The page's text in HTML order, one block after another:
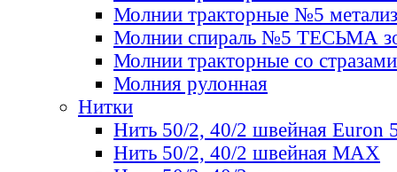
Молнии тракторные №5
Молнии спираль №5 ТЕСЬМА
Молнии тракторные со стразами
Молния рулонная
Нитки
Нить 50/2, 40/2 швейная Euron
Нить 50/2, 40/2 швейная МАХ